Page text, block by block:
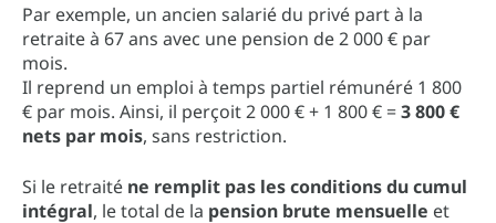
Par exemple, un ancien salarié du privé part à la
retraite à 67 ans avec une pension de 2 000 € par
mois.
Il reprend un emploi à temps partiel rémunéré 1 800
€ par mois. Ainsi, il perçoit 2 000 € + 1 800 € =3 800 €
nets par mois, sans restriction.
Si le retraité ne remplit pas les conditions du cumul
intégral, le total de la pension brute mensuelle et